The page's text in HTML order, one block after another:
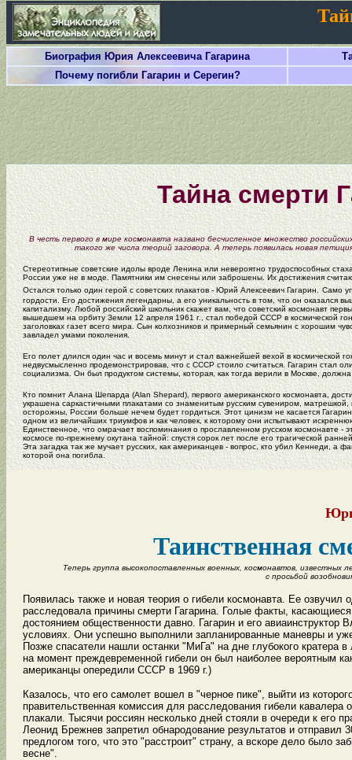
Биография Юрия Алексеевича Гагарина
Почему погибли Гагарин и Серегин?
Тайна смерти
В честь первого в мире космонавта названо бесчисленное множество
такого же числа теорий заговора. А теперь появилась новая
Стереотипные советские идолы вроде Ленина или невероятно трудоспособных
России уже не в моде. Памятники им снесены или заброшены. Их достижения
Остался только один герой с советских плакатов - Юрий Алексеевич Гагарин.
Само
гордости. Его достижения легендарны, а его уникальность в том, что он оказался
капитализму. Любой российский школьник скажет вам, что советский космонавт
вышедшем на орбиту Земли 12 апреля 1961 г., стал победой СССР в космической
заголовках газет всего мира. Сын колхозников и примерный семьянин с хорошим
завладел умами поколения.
Его полет длился один час и восемь минут и стал важнейшей вехой в космической
недвусмысленно продемонстрировав, что с СССР стоило считаться. Гагарин стал
социализма. Он был продуктом системы, которая, как тогда верили в Москве,
Кто помнит Алана Шепарда (Alan Shepard), первого американского космонавта,
украшена саркастичными плакатами со знаменитым русским сувениром,
осторожны, России больше нечем будет гордиться. Этот цинизм не касается
одном из величайших триумфов и как человек, к которому они испытывают
Единственное, что омрачает воспоминания о прославленном русском космонавте -
космосе по-прежнему окутана тайной: спустя сорок лет после его трагической
Эта загадка так же мучает русских, как американцев - вопрос, кто убил Кеннеди, а
которой она погибла.
Таинственная
Теперь группа высокопоставленных военных, космонавтов,
с просьбой
Появилась также и новая теория о гибели космонавта. Ее
расследовала причины смерти Гагарина. Голые факты,
достоянием общественности давно. Гагарин и его
условиях. Они успешно выполнили запланированные маневры и
Позже спасатели нашли останки "МиГа" на дне глубокого кратера
на момент преждевременной гибели он был наиболее вероятным
американцы опередили СССР в 1969 г.)
Казалось, что его самолет вошел в "черное пике", выйти из
правительственная комиссия для расследования гибели
плакали. Тысячи россиян несколько дней стояли в очереди к его
Леонид Брежнев запретил обнародование результатов и
предлогом того, что это "расстроит" страну, а вскоре дело было
весне".